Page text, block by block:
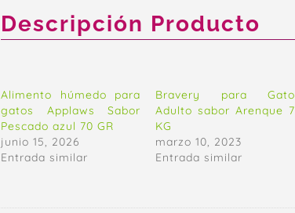
Descripción Producto
Alimento húmedo para
gatos Applaws Sabor
Pescado azul 70 GR
junio 15, 2026
Entrada similar
Bravery para Gato
Adulto sabor Arenque 7
KG
marzo 10, 2023
Entrada similar